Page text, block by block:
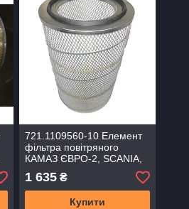
721.1109560-10 Елемент
фільтра повітряного
КАМАЗ ЄВРО-2, SCANIA,
TATRA (Sampiyon) CH
1225
1 635₴
Купити